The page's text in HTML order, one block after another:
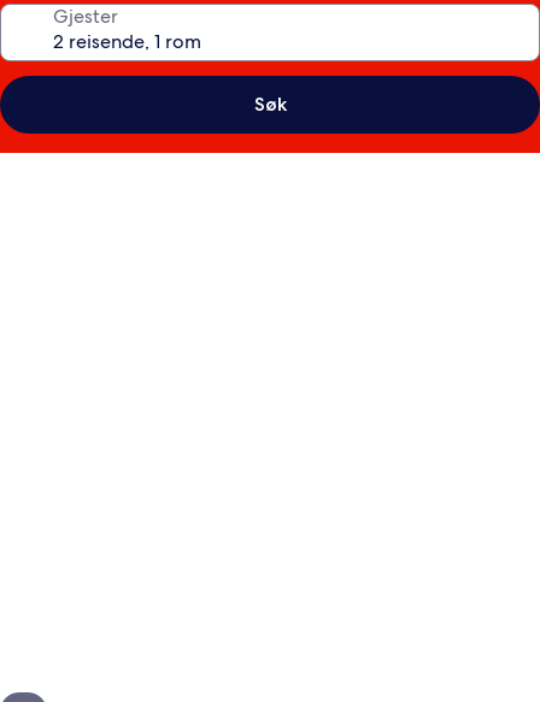
Gjester
Søk
Neste